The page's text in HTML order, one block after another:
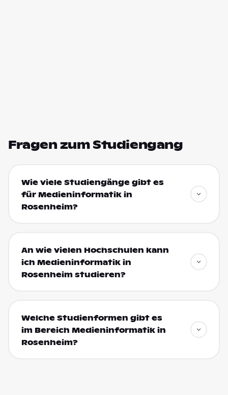
Fragen zum Studiengang
Wie viele Studiengänge gibt es
für Medieninformatik in
Rosenheim?
An wie vielen Hochschulen kann
ich Medieninformatik in
Rosenheim studieren?
Welche Studienformen gibt es
im Bereich Medieninformatik in
Rosenheim?